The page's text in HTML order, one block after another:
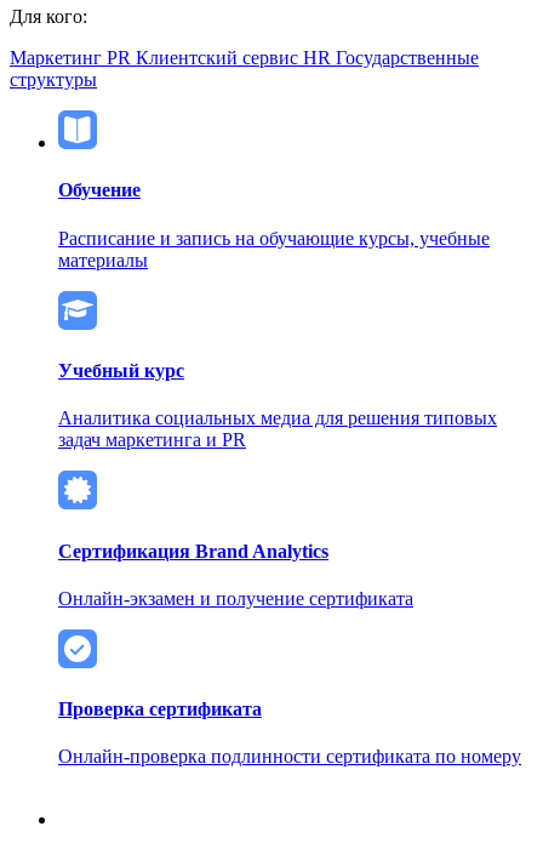
Для кого:
Маркетинг PR Клиентский сервис HR Государственные
структуры
Обучение
Расписание и запись на обучающие курсы, учебные
материалы
Учебный курс
Аналитика социальных медиа для решения типовых
задач маркетинга и PR
Сертификация Brand Analytics
Онлайн-экзамен и получение сертификата
Проверка сертификата
Онлайн-проверка подлинности сертификата по номеру